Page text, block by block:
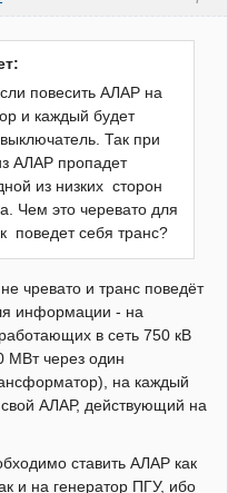
повесить АЛАР на
и каждый будет
Так при
АЛАР пропадет
из низких сторон
Чем это черевато для
поведет себя транс?
чревато и транс поведёт
информации - на
в сеть 750 кВ
МВт через один
на каждый
свой АЛАР, действующий на
ставить АЛАР как
и на генератор ПГУ, ибо